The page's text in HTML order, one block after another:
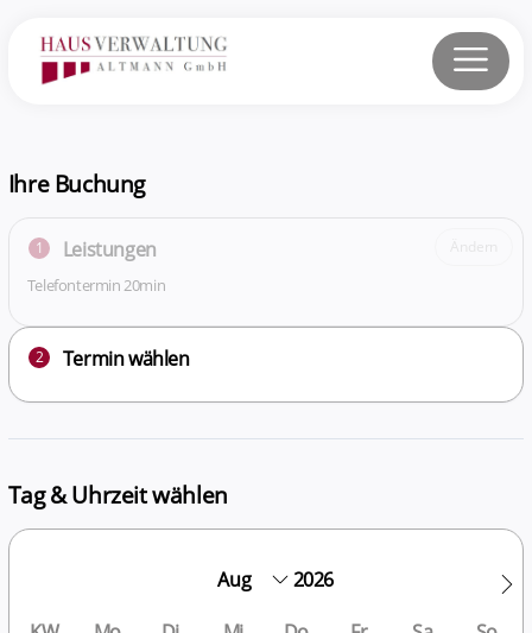
Tag & Uhrzeit wählen
2026
Ihre Buchung
1 Leistungen
Telefontermin 20min
2 Termin wählen